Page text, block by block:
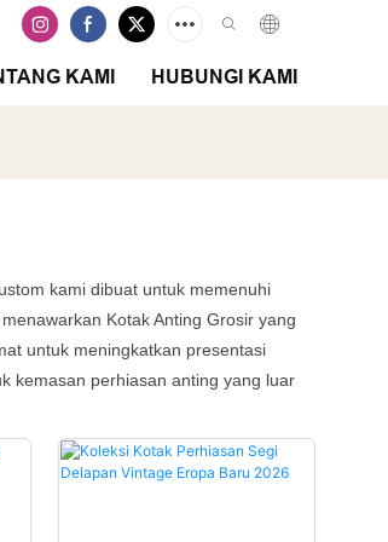
KAMI HUBUNGI KAMI
kami dibuat untuk memenuhi
Kotak Anting Grosir yang
untuk meningkatkan presentasi
kemasan perhiasan anting yang luar